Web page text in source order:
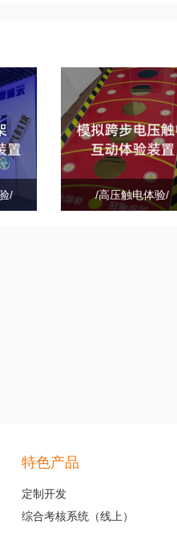
/ /高压触电体验/
特色产品
定制开发
综合考核系统（线上）